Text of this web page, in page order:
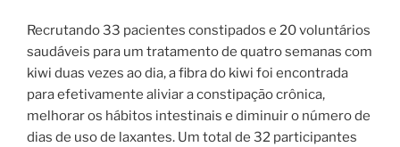
Recrutando 33 pacientes constipados e 20 voluntários
saudáveis ​​para um tratamento de quatro semanas com
kiwi duas vezes ao dia, a fibra do kiwi foi encontrada
para efetivamente aliviar a constipação crônica,
melhorar os hábitos intestinais e diminuir o número de
dias de uso de laxantes. Um total de 32 participantes